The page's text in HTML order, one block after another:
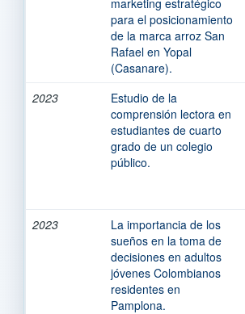
para el posicionamiento
de la marca arroz San
Rafael en Yopal
(Casanare).
2023
Estudio de la
comprensión lectora en
estudiantes de cuarto
grado de un colegio
público.
2023
La importancia de los
sueños en la toma de
decisiones en adultos
jóvenes Colombianos
residentes en
Pamplona.